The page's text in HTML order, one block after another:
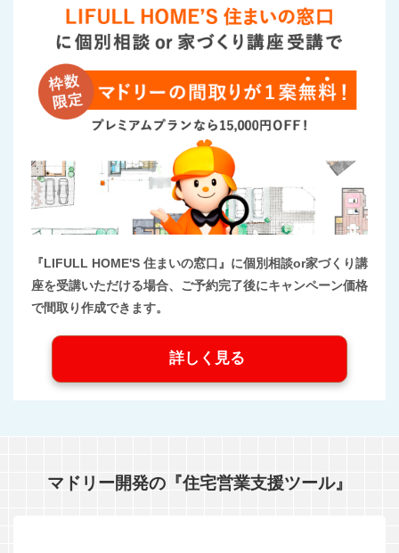
『LIFULL HOME'S 住まいの窓口』に個別相談or家づくり講
座を受講いただける場合、ご予約完了後にキャンペーン価格
で間取り作成できます。
詳しく見る
マドリー開発の『住宅営業支援ツール』